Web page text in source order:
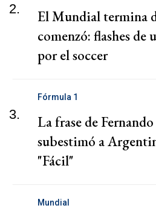
2.
El Mundial termina
comenzó: flashes
por el soccer
3.
Fórmula 1
La frase de
subestimó a
"Fácil"
Mundial